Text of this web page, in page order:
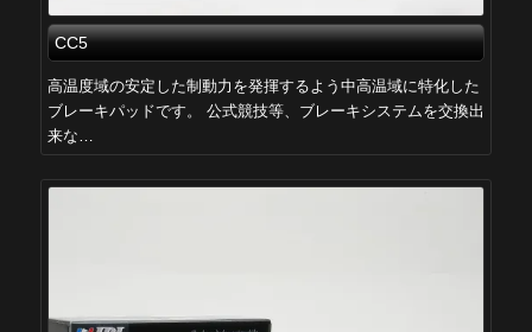
CC5
高温度域の安定した制動力を発揮するよう中高温域に特化した
ブレーキパッドです。 公式競技等、ブレーキシステムを交換出
来な…